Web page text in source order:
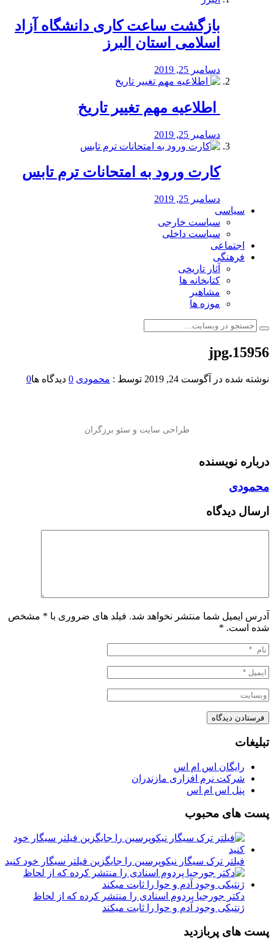
بازگشت ساعت کاری دانشگاه آزاد
اسلامی استان البرز
دسامبر 25, 2019
️ اطلاعیه مهم تغییر تاریخ
دسامبر 25, 2019
کارت ورود به امتحانات ترم تابس
دسامبر 25, 2019
سیاسی
سیاست خارجی
سیاست داخلی
اجتماعی
فرهنگی
آثار تاریخی
کتابخانه ها
مشاهیر
موزه ها
15956.jpg
نوشته شده در آگوست 24, 2019 توسط : محمودی 0 دیدگاه ها0
درباره نویسنده
محمودی
ارسال دیدگاه
آدرس ایمیل شما منتشر نخواهد شد. فیلد های ضروری با * مشخص
شده است. *
تبلیغات
رایگان اس ام اس
شرکت نرم افزاری مازندران
پنل اس ام اس
پست های محبوب
فیلتر ترک سیگار نیکوپرسین را جایگزین فیلتر سیگار خود کنید
دکتر جورجیا پردوم اسنادی را منتشر کرده که از لحاظ
ژنتیکی وجود آدم و حوا را ثابت میکند
پست های پربازدید